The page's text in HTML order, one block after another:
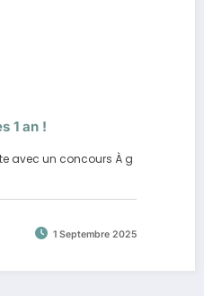
1 an !
avec un concours À g
1 Septembre 2025